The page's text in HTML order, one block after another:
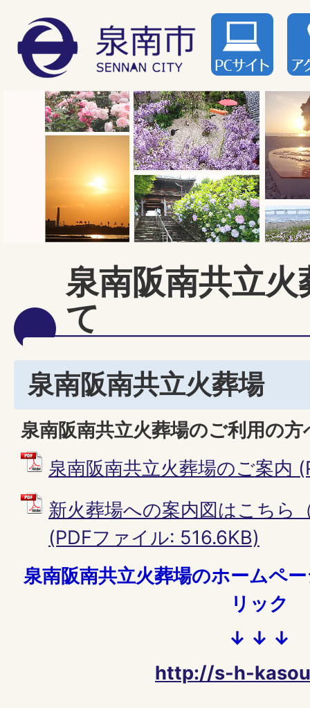
泉南阪南共立
て
泉南阪南共立火葬場
泉南阪南共立火葬場のご利用の方
泉南阪南共立火葬場のご案内
新火葬場への案内図はこちら
(PDFファイル: 516.6KB)
泉南阪南共立火葬場のホームペ
リック
↓ ↓ ↓
http://s-h-